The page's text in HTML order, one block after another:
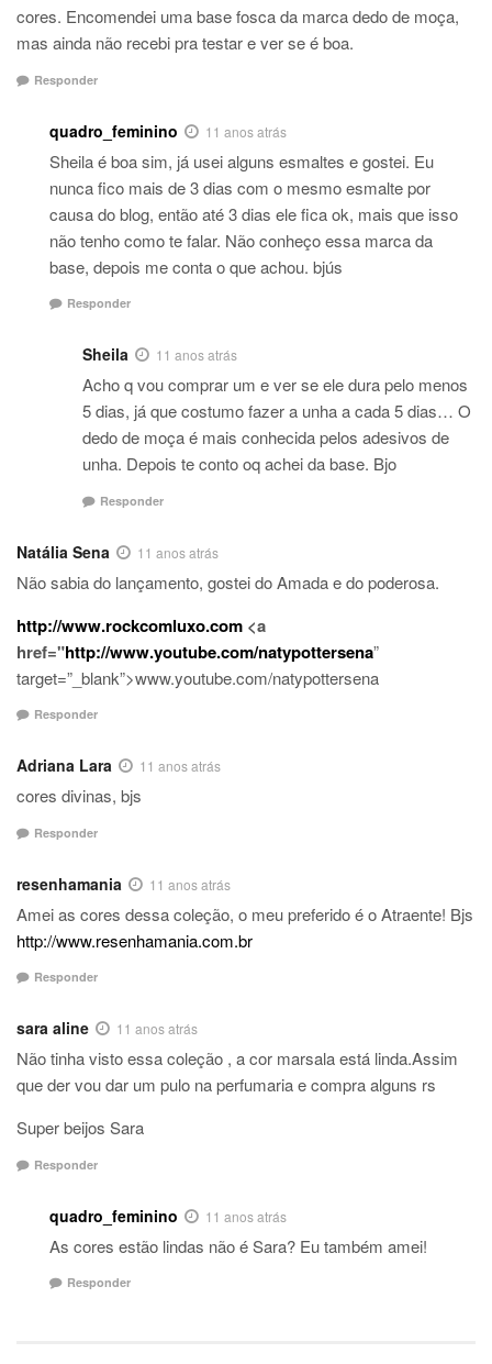
cores. Encomendei uma base fosca da marca dedo de moça,
mas ainda não recebi pra testar e ver se é boa.
Responder
quadro_feminino 11 anos atrás
Sheila é boa sim, já usei alguns esmaltes e gostei. Eu
nunca fico mais de 3 dias com o mesmo esmalte por
causa do blog, então até 3 dias ele fica ok, mais que isso
não tenho como te falar. Não conheço essa marca da
base, depois me conta o que achou. bjús
Responder
Sheila 11 anos atrás
Acho q vou comprar um e ver se ele dura pelo menos
5 dias, já que costumo fazer a unha a cada 5 dias… O
dedo de moça é mais conhecida pelos adesivos de
unha. Depois te conto oq achei da base. Bjo
Responder
Natália Sena 11 anos atrás
Não sabia do lançamento, gostei do Amada e do poderosa.
http://www.rockcomluxo.com <a
href="http://www.youtube.com/natypottersena”
target=”_blank”>www.youtube.com/natypottersena
Responder
Adriana Lara 11 anos atrás
cores divinas, bjs
Responder
resenhamania 11 anos atrás
Amei as cores dessa coleção, o meu preferido é o Atraente! Bjs
http://www.resenhamania.com.br
Responder
sara aline 11 anos atrás
Não tinha visto essa coleção , a cor marsala está linda.Assim
que der vou dar um pulo na perfumaria e compra alguns rs
Super beijos Sara
Responder
quadro_feminino 11 anos atrás
As cores estão lindas não é Sara? Eu também amei!
Responder